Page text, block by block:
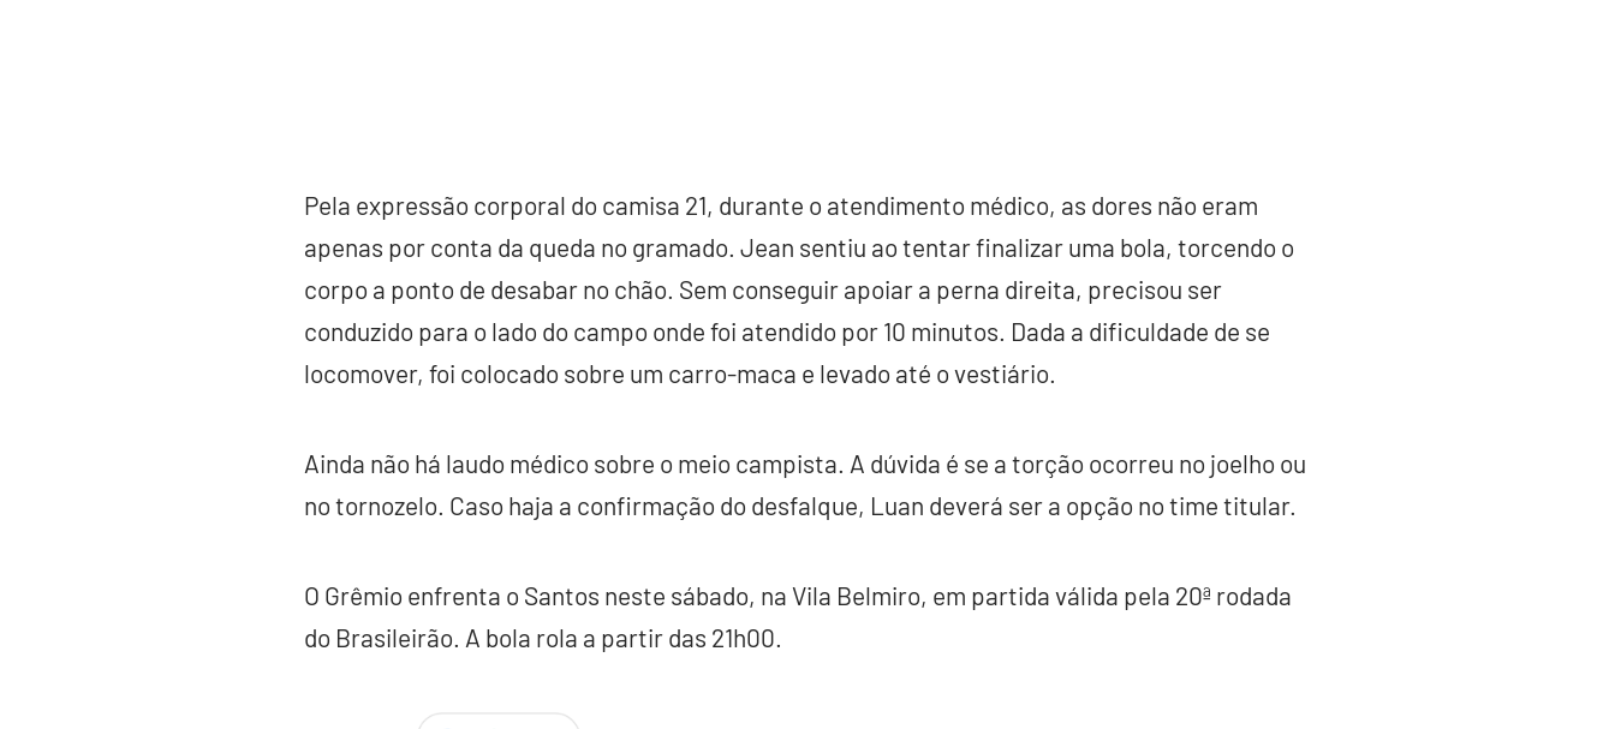
Pela expressão corporal do camisa 21, durante o atendimento médico, as dores não eram
apenas por conta da queda no gramado. Jean sentiu ao tentar finalizar uma bola, torcendo o
corpo a ponto de desabar no chão. Sem conseguir apoiar a perna direita, precisou ser
conduzido para o lado do campo onde foi atendido por 10 minutos. Dada a dificuldade de se
locomover, foi colocado sobre um carro-maca e levado até o vestiário.
Ainda não há laudo médico sobre o meio campista. A dúvida é se a torção ocorreu no joelho ou
no tornozelo. Caso haja a confirmação do desfalque, Luan deverá ser a opção no time titular.
O Grêmio enfrenta o Santos neste sábado, na Vila Belmiro, em partida válida pela 20ª rodada
do Brasileirão. A bola rola a partir das 21h00.